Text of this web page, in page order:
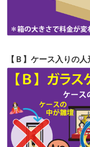
第59回人形供養
第58回人形供養
第56回人形供養祭
第55回人形供養
第54回人形供養
第53回人形供養
【Ｂ】ケース入りの人